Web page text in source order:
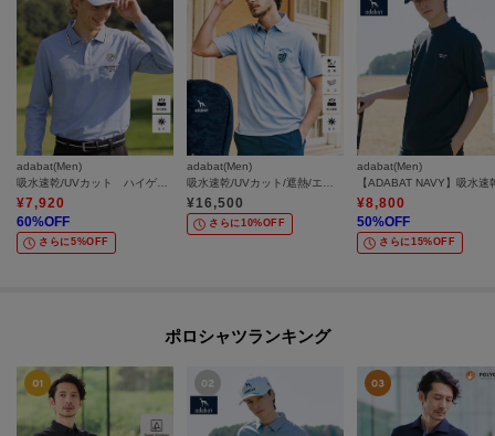
adabat(Men)
吸水速乾/UVカット ハイゲージカノコインレイ長袖ポロシャツ
¥7,920
60%OFF
さらに5%OFF
adabat(Men)
吸水速乾/UVカット/遮熱/エコ 衿裏プリント半袖ポロシャツ
¥16,500
さらに10%OFF
adabat(Men)
¥8,800
50%OFF
さらに15%OFF
ポロシャツランキング